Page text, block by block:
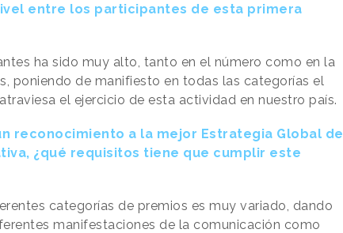
entre los participantes de esta primera
ha sido muy alto, tanto en el número como en la
poniendo de manifiesto en todas las categorías el
el ejercicio de esta actividad en nuestro país.
reconocimiento a la mejor Estrategia Global de
¿qué requisitos tiene que cumplir este
categorías de premios es muy variado, dando
manifestaciones de la comunicación como